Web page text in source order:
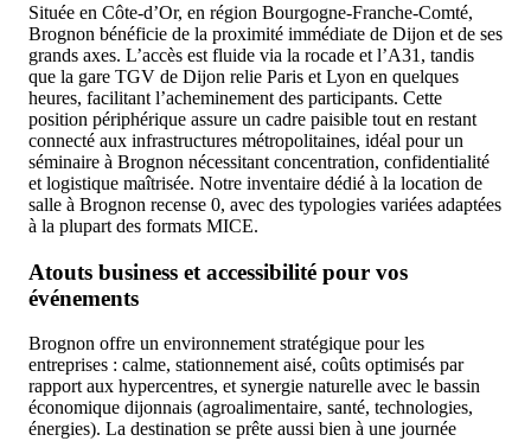
Située en Côte-d’Or, en région Bourgogne-Franche-Comté,
Brognon bénéficie de la proximité immédiate de Dijon et de ses
grands axes. L’accès est fluide via la rocade et l’A31, tandis
que la gare TGV de Dijon relie Paris et Lyon en quelques
heures, facilitant l’acheminement des participants. Cette
position périphérique assure un cadre paisible tout en restant
connecté aux infrastructures métropolitaines, idéal pour un
séminaire à Brognon nécessitant concentration, confidentialité
et logistique maîtrisée. Notre inventaire dédié à la location de
salle à Brognon recense 0, avec des typologies variées adaptées
à la plupart des formats MICE.
Atouts business et accessibilité pour vos
événements
Brognon offre un environnement stratégique pour les
entreprises : calme, stationnement aisé, coûts optimisés par
rapport aux hypercentres, et synergie naturelle avec le bassin
économique dijonnais (agroalimentaire, santé, technologies,
énergies). La destination se prête aussi bien à une journée